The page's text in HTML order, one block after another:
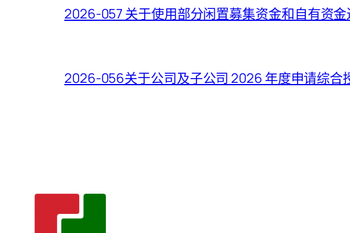
2026-057 关于使用部分闲置募集资金和自有资
2026-056关于公司及子公司 2026 年度申请综合